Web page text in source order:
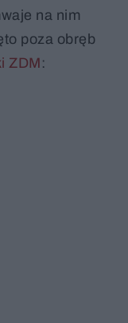
na nim
poza obręb
ZDM: